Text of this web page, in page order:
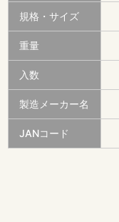
規格・サイズ
重量
入数
製造メーカー名
JANコード